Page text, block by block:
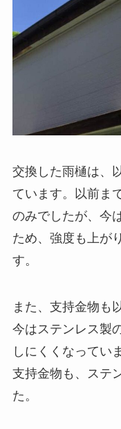
交換した雨樋は、
ています。以前ま
のみでしたが、今
ため、強度も上が
す。
また、支持金物も
今はステンレス製
しにくくなってい
支持金物も、ステ
た。